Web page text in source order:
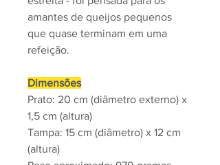
amantes de queijos pequenos
que quase terminam em uma
refeição.
Dimensões
Prato: 20 cm (diâmetro externo) x
1,5 cm (altura)
Tampa: 15 cm (diâmetro) x 12 cm
(altura)